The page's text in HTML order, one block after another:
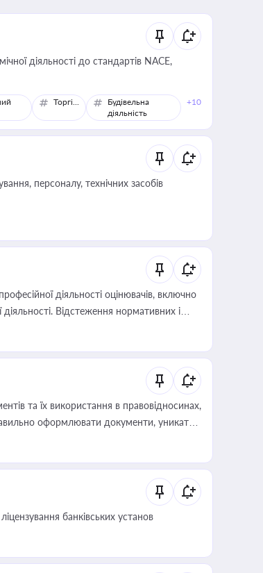
діяльності до стандартів NACE,
Торгівля
Будівельна
діяльність
+10
персоналу, технічних засобів
діяльності оцінювачів, включно
Відстеження нормативних і
під час оподаткування,
оціночної діяльності
та їх використання в правовідносинах,
оформлювати документи, уникати
банківських установ